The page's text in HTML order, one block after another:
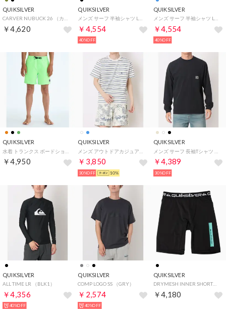
QUIKSILVER
￥4,620
QUIKSILVER
￥4,554
40%OFF
QUIKSILVER
￥4,554
40%OFF
QUIKSILVER
￥4,950
QUIKSILVER
￥3,850
30%OFF 10%
QUIKSILVER
￥4,389
30%OFF
QUIKSILVER
ALL TIME LR （BLK1）
￥4,356
40%OFF
QUIKSILVER
COMP LOGO SS （GRY）
￥2,574
40%OFF
QUIKSILVER
DRYMESH INNER SHORT【返品不可商品】 （BLK2）
￥4,180